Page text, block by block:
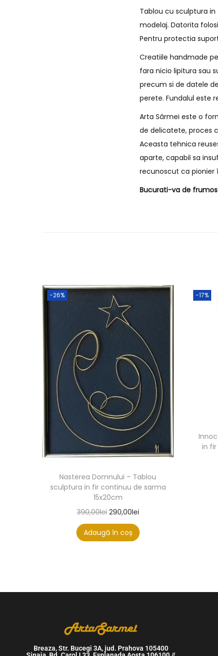
Tablou cu sculptura
modelaj. Datorita
Pentru protectia
Creatiile handmade
fara nicio lipitura sau
precum si de datele
perete. Fundalul este
Arta Sârmei este o
de delicatete, proces
Aceasta tehnica
aparte, capabil sa
recunoscut ca pionier
Bucurati-va de
-26%
Nasterea Domnului – Tablou
sculptura in fir continuu de sarma
15x20cm
390,00lei 290,00lei
Adaugă în coș
-17%
in
Breaza, Str. Bucegi 3A, jud. Prahova 105400